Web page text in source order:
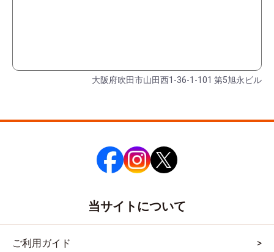
大阪府吹田市山田西1-36-1-101 第5旭永ビル
当サイトについて
ご利用ガイド